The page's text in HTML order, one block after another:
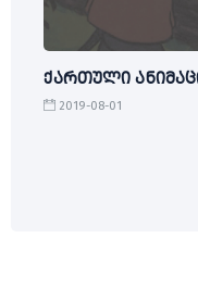
ქართული
2019-08-01